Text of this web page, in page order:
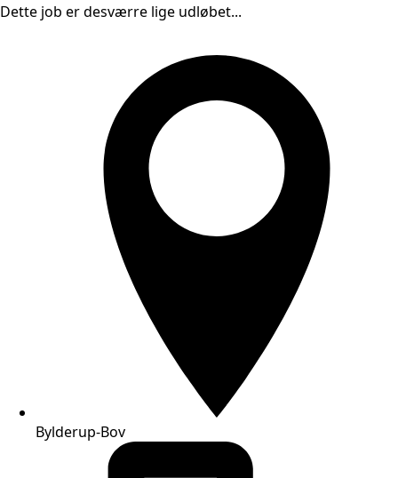
Dette job er desværre lige udløbet...
Bylderup-Bov